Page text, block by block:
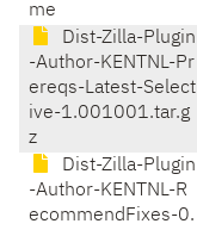
me
Dist-Zilla-Plugin
-Author-KENTNL-Pr
ereqs-Latest-Select
ive-1.001001.tar.g
z
Dist-Zilla-Plugin
-Author-KENTNL-R
ecommendFixes-0.